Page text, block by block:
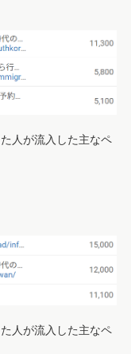
人が流入した主なペ
人が流入した主なペ